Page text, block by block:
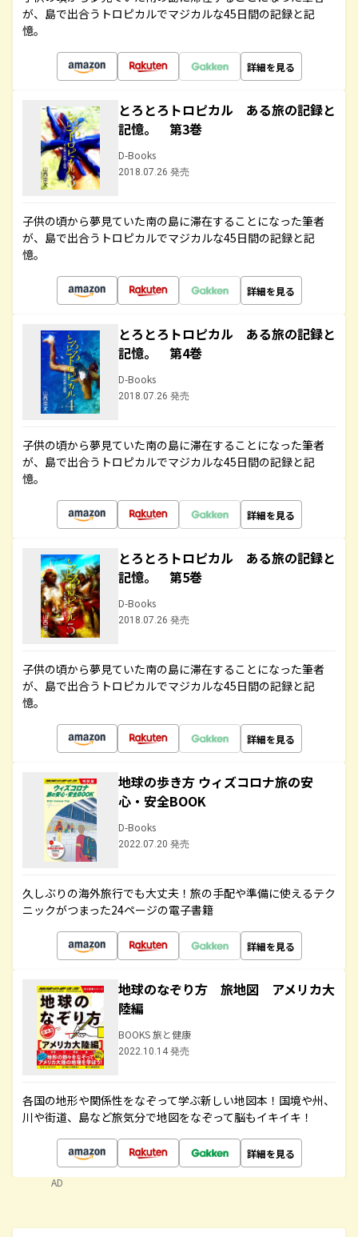
が、島で出合うトロピカルでマジカルな45日間の記録と記
憶。
詳細を見る
とろとろトロピカル ある旅の記録と
記憶。 第3巻
D-Books
2018.07.26 発売
子供の頃から夢見ていた南の島に滞在することになった筆者
が、島で出合うトロピカルでマジカルな45日間の記録と記
憶。
詳細を見る
とろとろトロピカル ある旅の記録と
記憶。 第4巻
D-Books
2018.07.26 発売
子供の頃から夢見ていた南の島に滞在することになった筆者
が、島で出合うトロピカルでマジカルな45日間の記録と記
憶。
詳細を見る
とろとろトロピカル ある旅の記録と
記憶。 第5巻
D-Books
2018.07.26 発売
子供の頃から夢見ていた南の島に滞在することになった筆者
が、島で出合うトロピカルでマジカルな45日間の記録と記
憶。
詳細を見る
地球の歩き方 ウィズコロナ旅の安
心・安全BOOK
D-Books
2022.07.20 発売
久しぶりの海外旅行でも大丈夫！旅の手配や準備に使えるテク
ニックがつまった24ページの電子書籍
詳細を見る
地球のなぞり方 旅地図 アメリカ大
陸編
BOOKS 旅と健康
2022.10.14 発売
各国の地形や関係性をなぞって学ぶ新しい地図本！国境や州、
川や街道、島など旅気分で地図をなぞって脳もイキイキ！
詳細を見る
AD